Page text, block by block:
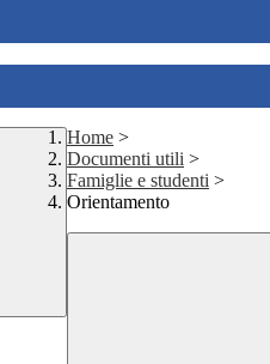
Home >
Documenti utili >
Famiglie e studenti >
Orientamento